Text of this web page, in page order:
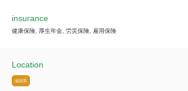
insurance
健康保険, 厚生年金, 労災保険, 雇用保険
Location
滋賀県